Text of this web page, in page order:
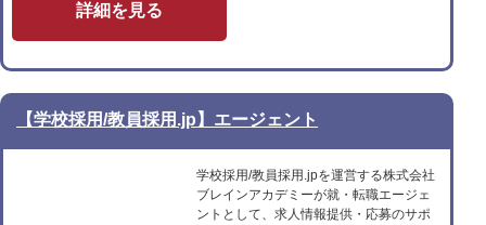
詳細を見る
【学校採用/教員採用.jp】エージェント
学校採用/教員採用.jpを運営する株式会社
ブレインアカデミーが就・転職エージェ
ントとして、求人情報提供・応募のサポ